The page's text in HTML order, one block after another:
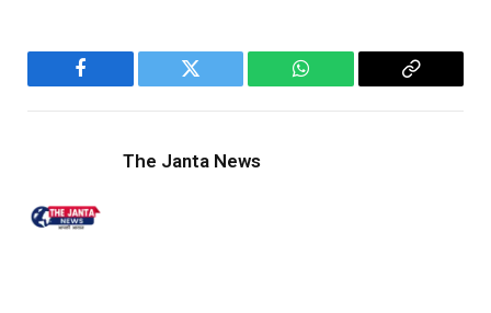
Facebook Twitter WhatsApp
Copy
The Janta News